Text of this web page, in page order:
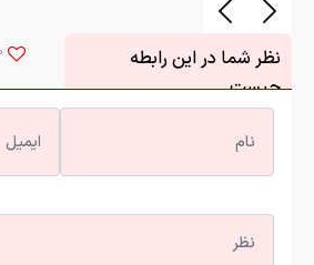
نظر شما در این رابطه
چیست